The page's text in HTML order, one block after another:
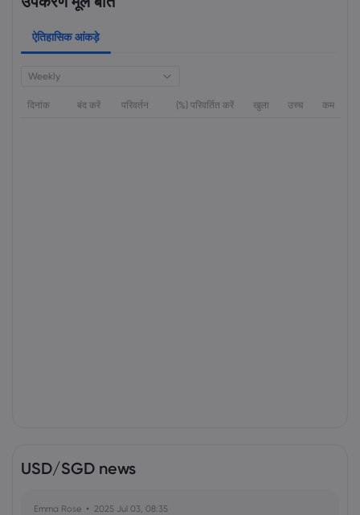
ऐतिहासिक आंकड़े
Weekly
दिनांक बंद करें परिवर्तन (%) परिवर्तित करें खुला उच्च कम
USD/SGD news
Emma Rose 2025 Jul 03, 08:35